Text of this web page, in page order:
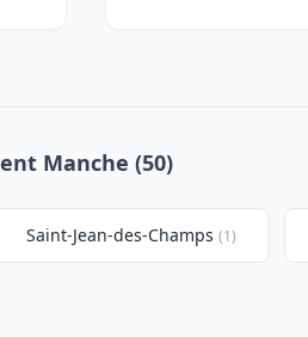
Manche (50)
Saint-Jean-des-Champs (1)